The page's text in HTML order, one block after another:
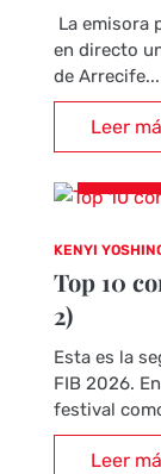
La emisora
en directo
de Arrecife...
Leer
KENYI
Top 10
2)
Esta es la
FIB 2026.
festival
Leer